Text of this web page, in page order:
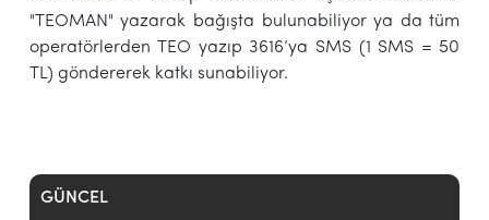
GÜNCEL
"TEOMAN" yazarak bağışta bulunabiliyor ya da tüm
operatörlerden TEO yazıp 3616’ya SMS (1 SMS = 50
TL) göndererek katkı sunabiliyor.